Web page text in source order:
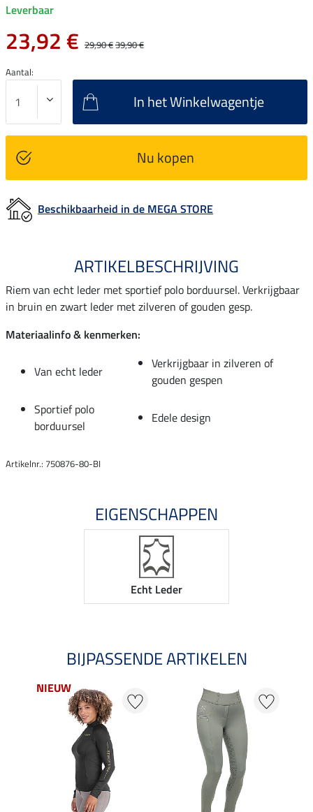
Leverbaar
23,92 € 29,90 €39,90 €
Aantal:
In het Winkelwagentje
Nu kopen
Beschikbaarheid in de MEGA STORE
ARTIKELBESCHRIJVING
Riem van echt leder met sportief polo borduursel. Verkrijgbaar
in bruin en zwart leder met zilveren of gouden gesp.
Materiaalinfo & kenmerken:
Van echt leder
Verkrijgbaar in zilveren of
gouden gespen
Sportief polo
borduursel
Edele design
Artikelnr.: 750876-80-BI
EIGENSCHAPPEN
Echt Leder
BIJPASSENDE ARTIKELEN
NIEUW